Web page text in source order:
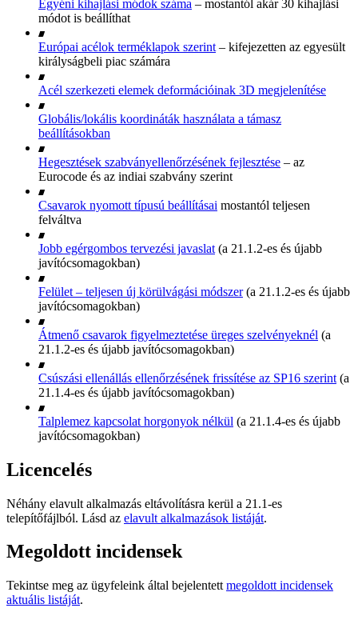
Egyéni kihajlási módok száma – mostantól akár 30 kihajlási
módot is beállíthat
Európai acélok terméklapok szerint – kifejezetten az egyesült
királyságbeli piac számára
Acél szerkezeti elemek deformációinak 3D megjelenítése
Globális/lokális koordináták használata a támasz
beállításokban
Hegesztések szabványellenőrzésének fejlesztése – az
Eurocode és az indiai szabvány szerint
Csavarok nyomott típusú beállításai mostantól teljesen
felváltva
Jobb egérgombos tervezési javaslat (a 21.1.2-es és újabb
javítócsomagokban)
Felület – teljesen új körülvágási módszer(a 21.1.2-es és újabb
javítócsomagokban)
Átmenő csavarok figyelmeztetése üreges szelvényeknél (a
21.1.2-es és újabb javítócsomagokban)
Csúszási ellenállás ellenőrzésének frissítése az SP16 szerint (a
21.1.4-es és újabb javítócsomagokban)
Talplemez kapcsolat horgonyok nélkül (a 21.1.4-es és újabb
javítócsomagokban)
Licencelés
Néhány elavult alkalmazás eltávolításra kerül a 21.1-es
telepítőfájlból. Lásd az elavult alkalmazások listáját.
Megoldott incidensek
Tekintse meg az ügyfeleink által bejelentett megoldott incidensek
aktuális listáját.